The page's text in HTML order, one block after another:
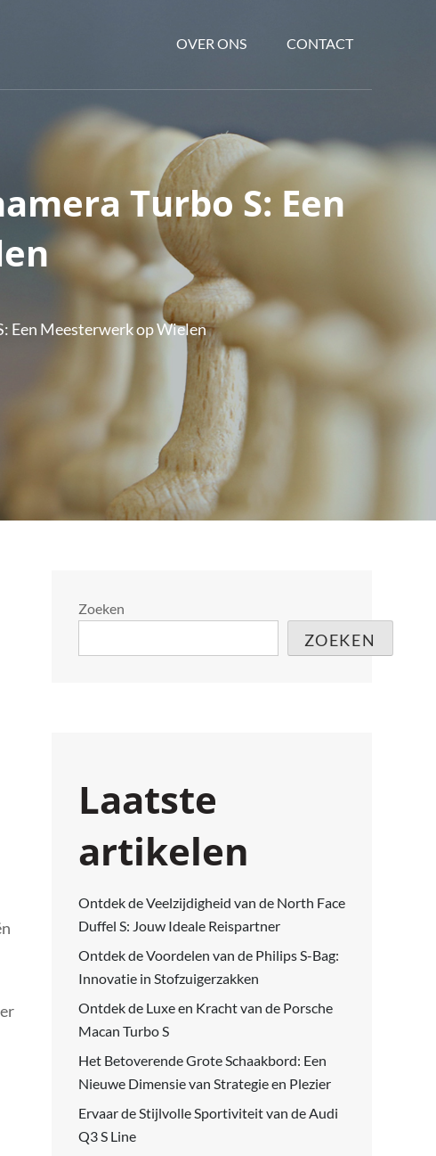
OVER ONS CONTACT
Turbo S: Een
Een Meesterwerk op Wielen
Zoeken
ZOEKEN
Laatste
artikelen
Ontdek de Veelzijdigheid van de North Face
Duffel S: Jouw Ideale Reispartner
Ontdek de Voordelen van de Philips S-Bag:
Innovatie in Stofzuigerzakken
Ontdek de Luxe en Kracht van de Porsche
Macan Turbo S
Het Betoverende Grote Schaakbord: Een
Nieuwe Dimensie van Strategie en Plezier
Ervaar de Stijlvolle Sportiviteit van de Audi
Q3 S Line